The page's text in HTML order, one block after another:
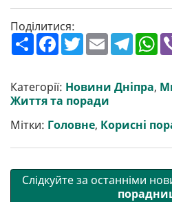
Поділитися:
П
о
р
и
т
F
a
b
o
o
T
w
t
e
r
E
m
l
T
e
g
r
W
h
s
A
Категорії: Новини Дніпра,
Життя та поради
Мітки: Головне, Корисні
Слідкуйте за останніми